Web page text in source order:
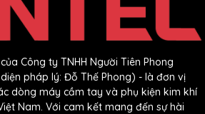
Công ty TNHH Người Tiên Phong
diện pháp lý: Đỗ Thế Phong) - là đơn vị
dòng máy cầm tay và phụ kiện kim khí
Nam. Với cam kết mang đến sự hài